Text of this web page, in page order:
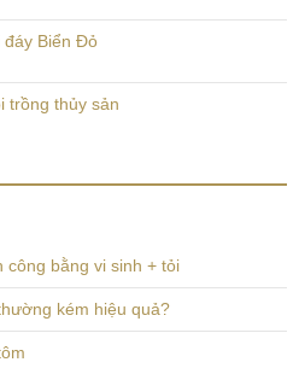
đáy Biển Đỏ
trồng thủy sản
công bằng vi sinh + tỏi
kém hiệu quả?